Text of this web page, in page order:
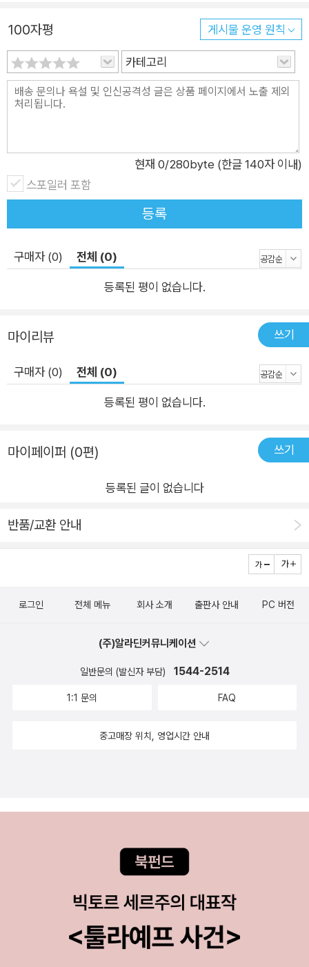
의’(justification by co-crucifixion) “내가 십자가 형태이니, 너
희도 십자가 형태가 될지어다” 저자는 이 책의 정수인 2장에서
바울서신의 핵심 본문 몇 가지, 특히 갈라디아서 2:15-21과 로마
서 6:1-7:6을 들여다보면서, 칭의가 ‘함께 십자가에 못 박힘’을 통
해 이루어짐을 보여 준다. 즉, 칭의는 언약적이며 십자가 형태인
다. 저자는 특히 갈라디아서 2:15-21과 로마서 6:1-7:6에 초점을
맞추고, 로마서 5:1-11, 고린도후서 5:14-21, 빌립보서 2:5-11의
도움을 받아 바울이 말하는 칭의 개념을 조사했으며, 칭의는 그리
스도의 부활 생명에 참여하는 풍성하면서도 잠재적으로 희생이
루어지는 것이라고 주장한다. 이어지는 3장에서 저자는 바울이
거룩함을 삼위 하나님, 즉 아버지, 아들, 성령의 십자가 형태 성품
룩함의 화신이신 그리스도에게 참여적으로 동화됨으로써 하나님
처럼 거룩해진다. 그러므로 거룩함 또는 성화는 칭의의 부록이 아
니라 칭의의 실현이다. 마지막 4장에서는 비폭력이야말로 십자
가와 부활에서 계시되고 바울이 이야기하는 케노시스적인 십자
가 형태 하나님의 생명에 참여하는 삶의 본질적 증표 중 하나라고
하고 표출했다는 존 게이저의 주장과, 신성한 폭력에 대한 르네
지라르의 주장과 그것을 바울에게 적용한 로버트 해머튼캘리의
해석을 다루면서 그에 대한 대답으로 앙리 레비와 미로슬라브 볼
수 있다고 말한다. 테오시스: 바울 신학의 중심 생소하고 이해하
수 있다는 너무나도 놀랍고 어쩌면 조금은 위험해 보이는 테오시
일목요연하게 테오시스라는 개념으로 수렴한다. 저자는 바울에
울의 구원론을 성경 본문에 입각해 해석했으며, 그 결론으로 테오
시스, 즉 하나님을 닮는 것이 바울 신학의 중심이며, 의롭게 된 자
오시스 외 다른 방도가 있을 수 없다고 강력하게 주장한다. 자기
혹은 그런 그리스도를 믿는 믿음으로 의롭다함을 받고 하나님의
바울의 구원론에서 ‘그리스도와 함께 십자가에 못 박힘’이 어떻게
울에 대한 전통적 관점과 새로운 관점을 통합하고, 이를 초월한
관점이 무엇인지 궁금한 독자  빌립보서 2:6-11과 갈라디아서,
로마서 등에 나타나는 칭의 개념을 바르게 이해하고자 하는 독자
100자평 게시물 운영 원칙
카테고리
현재 0/280byte (한글 140자 이내)
스포일러 포함
등록
구매자 (0) 전체 (0)
등록된 평이 없습니다.
마이리뷰 쓰기
구매자 (0) 전체 (0)
등록된 평이 없습니다.
마이페이퍼 (0편) 쓰기
등록된 글이 없습니다
반품/교환 안내
로그인 전체 메뉴 회사 소개 출판사 안내 PC 버전
(주)알라딘커뮤니케이션
일반문의 (발신자 부담) 1544-2514
1:1 문의 FAQ
중고매장 위치, 영업시간 안내